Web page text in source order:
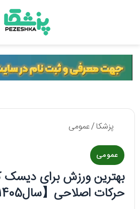
پزشکا/عمومی
عمومی
بهترین ورزش برای دیسک
حرکات اصلاحی【سال1405】⚡